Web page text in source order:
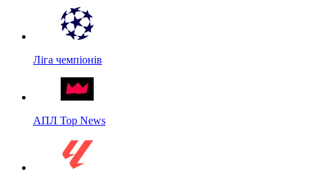
Ліга чемпіонів
АПЛ Top News